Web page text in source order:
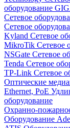
оборудование
Сетевое
Сетевое
Kyland Сетевое
MikroTik Сетевое
NSGate Сетевое
Tenda Сетевое
TP-Link Сетевое
Оптические
Ethernet, PoE
оборудование
Охранно-
Оборудование